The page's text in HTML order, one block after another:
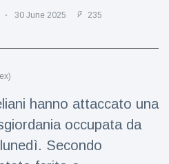
30 June 2025
235
hanno attaccato una
occupata da
Secondo